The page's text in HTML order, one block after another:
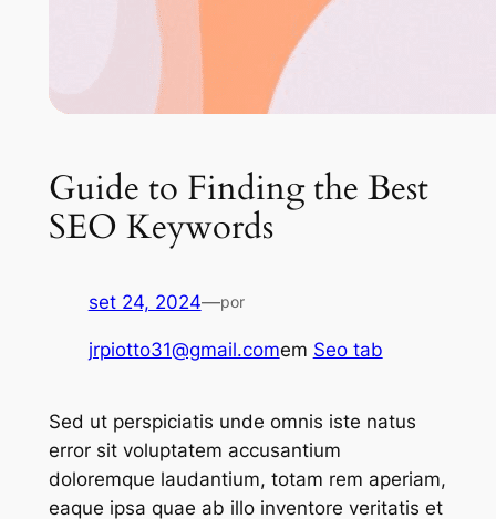
Guide to Finding the Best
SEO Keywords
set 24, 2024—por
jrpiotto31@gmail.comem Seo tab
Sed ut perspiciatis unde omnis iste natus
error sit voluptatem accusantium
doloremque laudantium, totam rem aperiam,
eaque ipsa quae ab illo inventore veritatis et